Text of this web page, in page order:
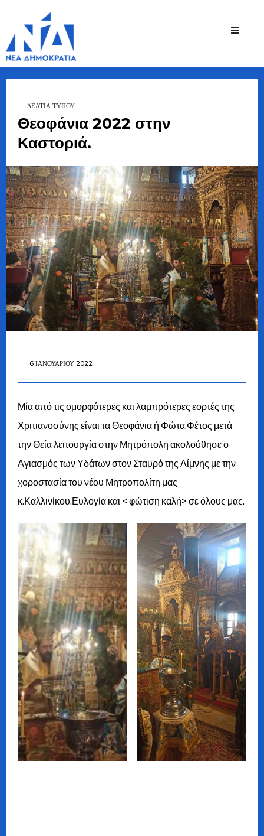
Ζήσης
Bουλευτής Ν.
Θεοφάνια 2022 στην
Καστοριά.
ΔΕΛΤΙΑ ΤΥΠΟΥ
6 ΙΑΝΟΥΑΡΊΟΥ 2022
Μία από τις ομορφότερες και λαμπρότερες εορτές της
Χριτιανοσύνης είναι τα Θεοφάνια ή Φώτα.Φέτος μετά
την Θεία λειτουργία στην Μητρόπολη ακολούθησε ο
Αγιασμός των Υδάτων στον Σταυρό της Λίμνης με την
χοροστασία του νέου Μητροπολίτη μας
κ.Καλλινίκου.Ευλογία και < φώτιση καλή> σε όλους μας.